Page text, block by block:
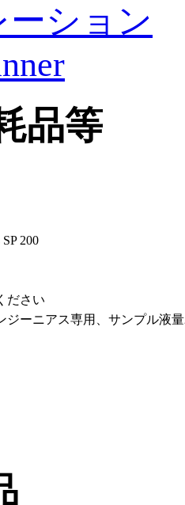
ション
品等
200
ださい
ーニアス専用、サンプル液